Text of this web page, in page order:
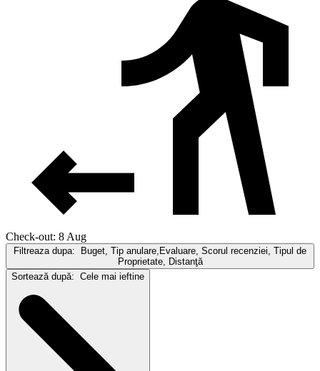
Check-out: 8 Aug
Filtreaza dupa:
Buget, Tip anulare,Evaluare, Scorul recenziei, Tipul de
Proprietate, Distanţă
Sortează după: Cele mai ieftine